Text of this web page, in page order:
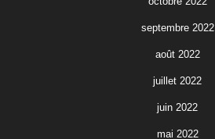
septembre 2022
août 2022
juillet 2022
juin 2022
mai 2022